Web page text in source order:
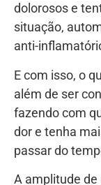
dolorosos e
situação,
anti-
E com isso, o
além de ser
fazendo com
dor e tenha
passar do
A amplitude